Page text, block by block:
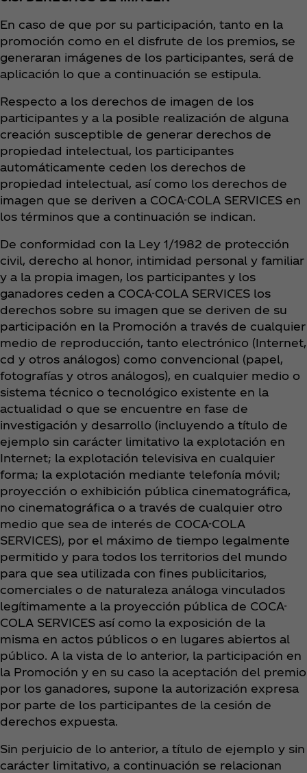
En caso de que por su participación, tanto en la
promoción como en el disfrute de los premios, se
generaran imágenes de los participantes, será de
aplicación lo que a continuación se estipula.
Respecto a los derechos de imagen de los
participantes y a la posible realización de alguna
creación susceptible de generar derechos de
propiedad intelectual, los participantes
automáticamente ceden los derechos de
propiedad intelectual, así como los derechos de
imagen que se deriven a COCA-COLA SERVICES en
los términos que a continuación se indican.
De conformidad con la Ley 1/1982 de protección
civil, derecho al honor, intimidad personal y familiar
y a la propia imagen, los participantes y los
ganadores ceden a COCA-COLA SERVICES los
derechos sobre su imagen que se deriven de su
participación en la Promoción a través de cualquier
medio de reproducción, tanto electrónico (Internet,
cd y otros análogos) como convencional (papel,
fotografías y otros análogos), en cualquier medio o
sistema técnico o tecnológico existente en la
actualidad o que se encuentre en fase de
investigación y desarrollo (incluyendo a título de
ejemplo sin carácter limitativo la explotación en
Internet; la explotación televisiva en cualquier
forma; la explotación mediante telefonía móvil;
proyección o exhibición pública cinematográfica,
no cinematográfica o a través de cualquier otro
medio que sea de interés de COCA-COLA
SERVICES), por el máximo de tiempo legalmente
permitido y para todos los territorios del mundo
para que sea utilizada con fines publicitarios,
comerciales o de naturaleza análoga vinculados
legítimamente a la proyección pública de COCA-
COLA SERVICES así como la exposición de la
misma en actos públicos o en lugares abiertos al
público. A la vista de lo anterior, la participación en
la Promoción y en su caso la aceptación del premio
por los ganadores, supone la autorización expresa
por parte de los participantes de la cesión de
derechos expuesta.
Sin perjuicio de lo anterior, a título de ejemplo y sin
carácter limitativo, a continuación se relacionan